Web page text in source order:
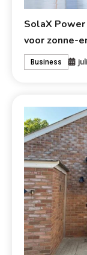
SolaX
voor zonne-
Business